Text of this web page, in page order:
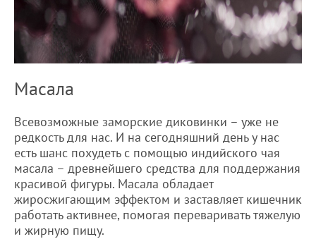
Масала
Всевозможные заморские диковинки – уже не
редкость для нас. И на сегодняшний день у нас
есть шанс похудеть с помощью индийского чая
масала – древнейшего средства для поддержания
красивой фигуры. Масала обладает
жиросжигающим эффектом и заставляет кишечник
работать активнее, помогая переваривать тяжелую
и жирную пищу.